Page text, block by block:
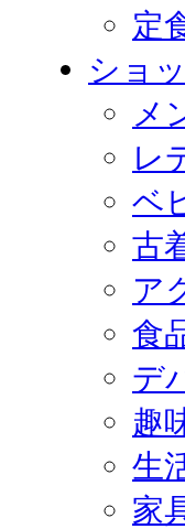
定
ショ
メ
レ
ベ
古
ア
食
デ
趣
生
家